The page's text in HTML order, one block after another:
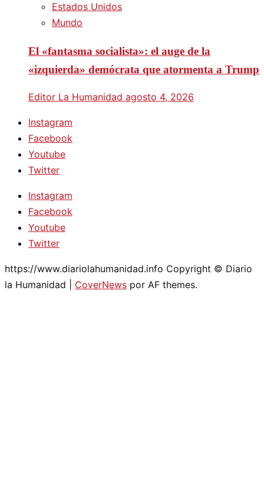
Estados Unidos
Mundo
El «fantasma socialista»: el auge de la
«izquierda» demócrata que atormenta a Trump
Editor La Humanidad agosto 4, 2026
Instagram
Facebook
Youtube
Twitter
Instagram
Facebook
Youtube
Twitter
https://www.diariolahumanidad.info Copyright © Diario
la Humanidad
CoverNews por AF themes.